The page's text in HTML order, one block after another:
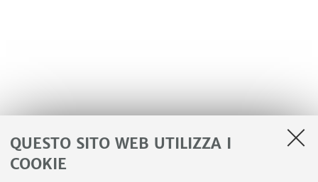
QUESTO SITO WEB UTILIZZA I
COOKIE